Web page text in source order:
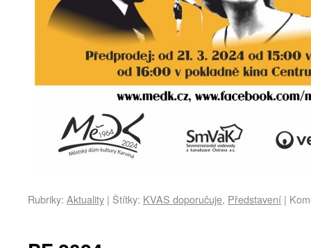
Rubriky: Aktuality | Štítky: KVAS doporučuje, Představení |